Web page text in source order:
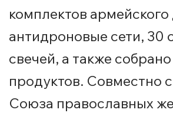
комплектов
антидроновые сети, 30
свечей, а также
продуктов. Совместно
Союза православных